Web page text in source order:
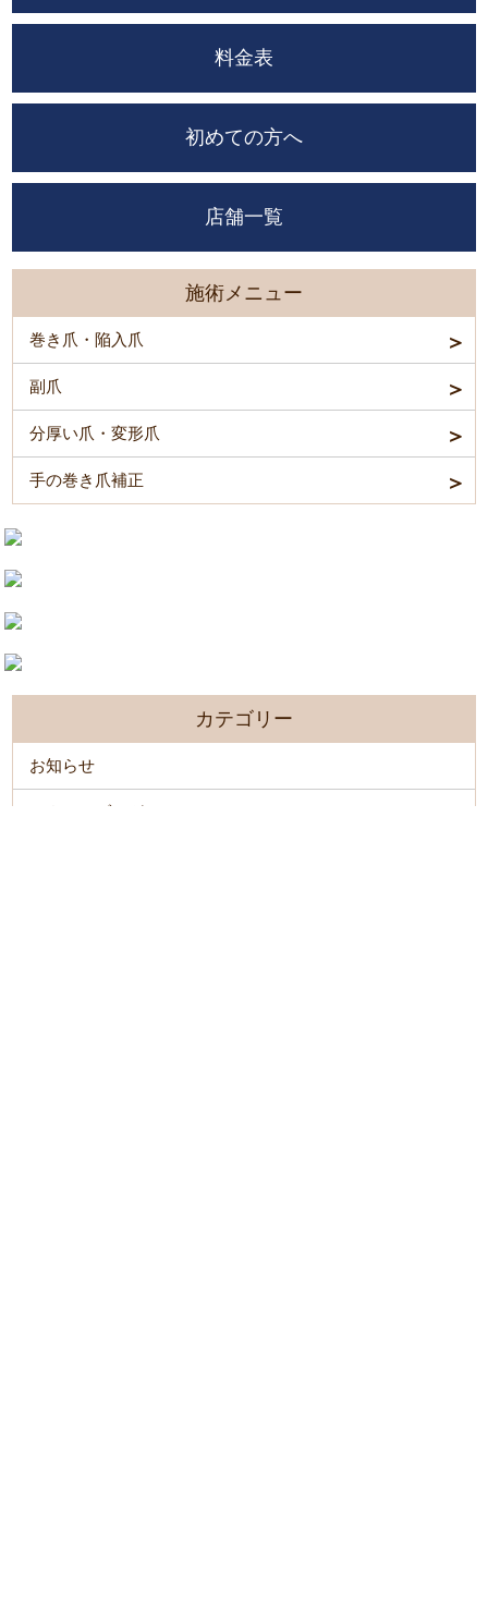
料金表
初めての方へ
店舗一覧
施術メニュー
巻き爪・陥入爪
副爪
分厚い爪・変形爪
手の巻き爪補正
カテゴリー
お知らせ